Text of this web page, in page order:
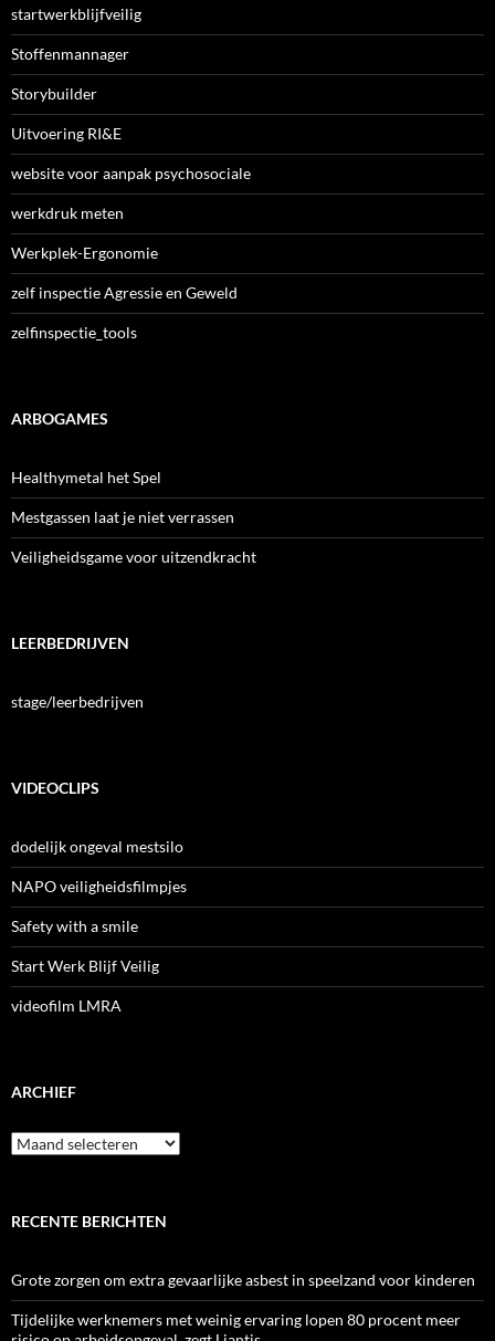
startwerkblijfveilig
Stoffenmannager
Storybuilder
Uitvoering RI&E
website voor aanpak psychosociale
werkdruk meten
Werkplek-Ergonomie
zelf inspectie Agressie en Geweld
zelfinspectie_tools
ARBOGAMES
Healthymetal het Spel
Mestgassen laat je niet verrassen
Veiligheidsgame voor uitzendkracht
LEERBEDRIJVEN
stage/leerbedrijven
VIDEOCLIPS
dodelijk ongeval mestsilo
NAPO veiligheidsfilmpjes
Safety with a smile
Start Werk Blijf Veilig
videofilm LMRA
ARCHIEF
Archief
RECENTE BERICHTEN
Grote zorgen om extra gevaarlijke asbest in speelzand voor kinderen
Tijdelijke werknemers met weinig ervaring lopen 80 procent meer